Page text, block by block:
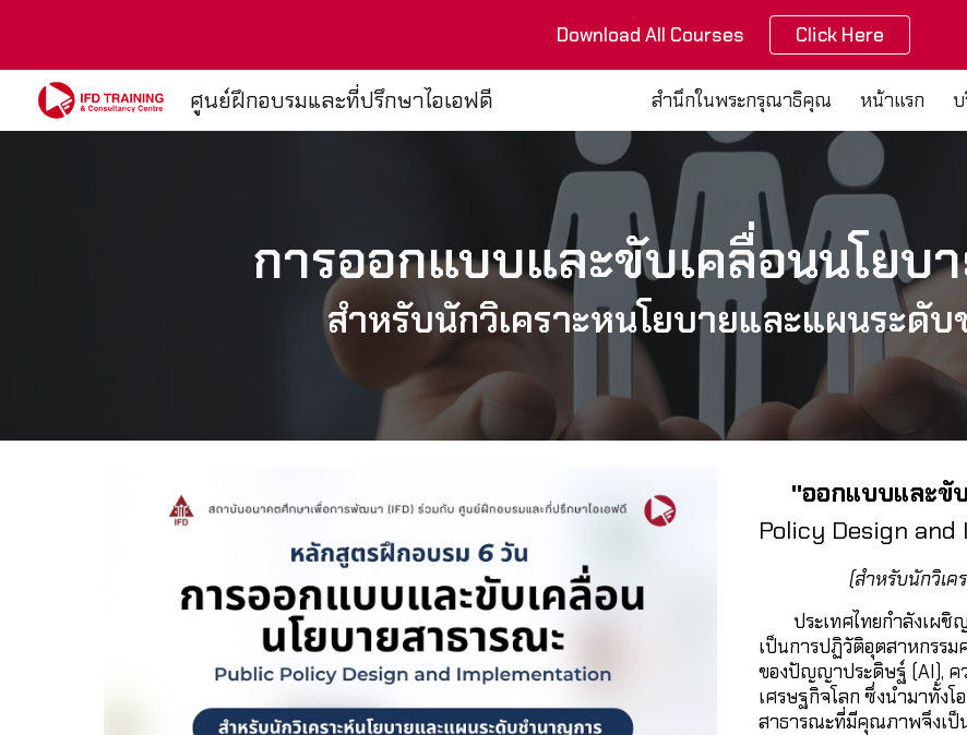
Skip to main content Skip to
Download All Courses Click Here
ศูนย์ฝึกอบรมและที่ปรึกษาไอเอฟดี สำนึกในพระกรุณาธิคุณ หน้าแรก บ
การออกแบบและขับเคลื่อนนโยบ
สำหรับนักวิเคราะหนโยบายและแผนระดั
"ออกแบบและขั
Policy Design
(สำหรับนักวิเค
ประเทศไทยกำลังเผชิ
เป็นการปฏิวัติอุตสาหกรรม
ของปัญญาประดิษฐ์ (AI), ค
เศรษฐกิจโลก ซึ่งนำมาทั้ง
สาธารณะที่มีคุณภาพจึงเป็น